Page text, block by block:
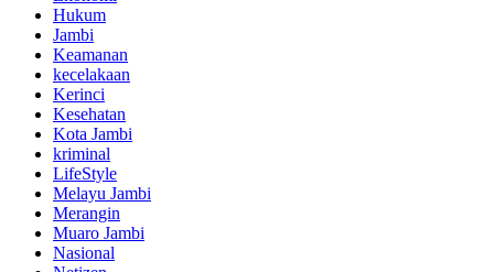
Hukum
Jambi
Keamanan
kecelakaan
Kerinci
Kesehatan
Kota Jambi
kriminal
LifeStyle
Melayu Jambi
Merangin
Muaro Jambi
Nasional